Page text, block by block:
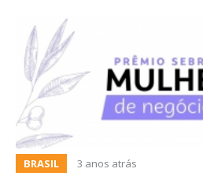
BRASIL 3 anos atrás